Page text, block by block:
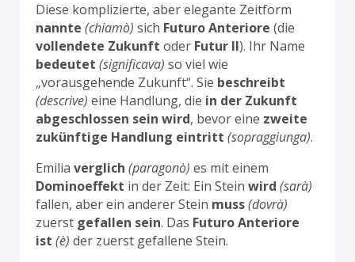
Diese komplizierte, aber elegante Zeitform
nannte (chiamò) sich Futuro Anteriore (die
vollendete Zukunft oder Futur II). Ihr Name
bedeutet (significava) so viel wie
„vorausgehende Zukunft“. Sie beschreibt
(descrive) eine Handlung, die in der Zukunft
abgeschlossen sein wird, bevor eine zweite
zukünftige Handlung eintritt (sopraggiunga).
Emilia verglich (paragonò) es mit einem
Dominoeffekt in der Zeit: Ein Stein wird (sarà)
fallen, aber ein anderer Stein muss(dovrà)
zuerst gefallen sein. Das Futuro Anteriore
ist (è) der zuerst gefallene Stein.